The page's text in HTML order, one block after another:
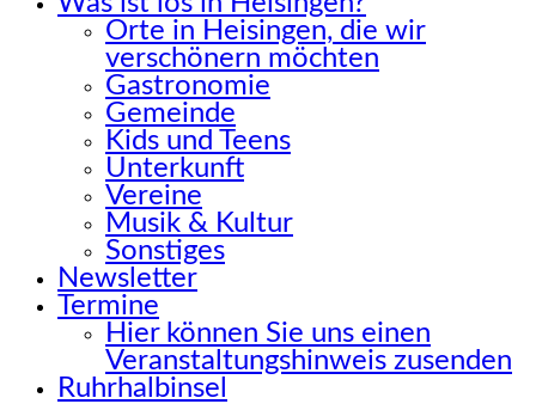
Orte in Heisingen, die wir
verschönern möchten
Gastronomie
Gemeinde
Kids und Teens
Unterkunft
Vereine
Musik & Kultur
Sonstiges
Newsletter
Termine
Hier können Sie uns einen
Veranstaltungshinweis zusenden
Ruhrhalbinsel